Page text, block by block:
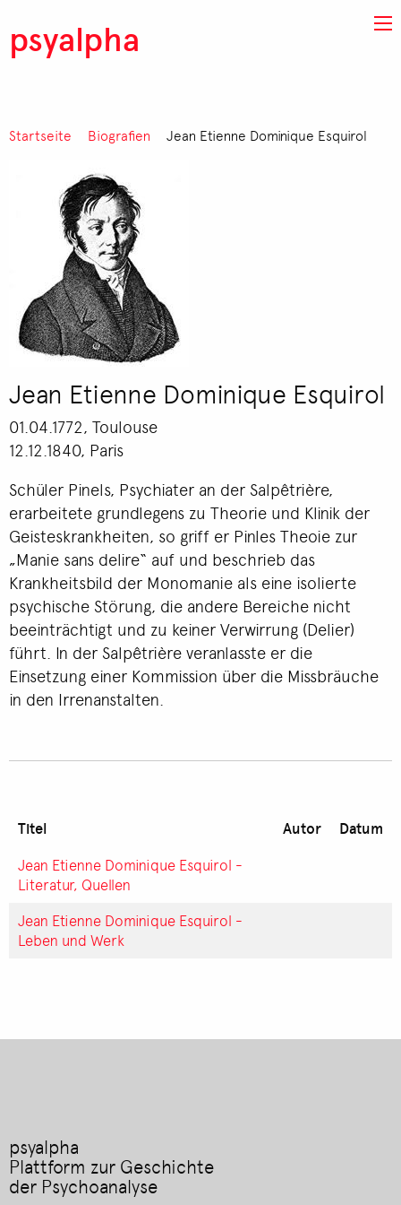
psyalpha
Pfadnavigation
Startseite Biografien Jean Etienne Dominique Esquirol
Jean Etienne Dominique Esquirol
01.04.1772, Toulouse
12.12.1840, Paris
Schüler Pinels, Psychiater an der Salpêtrière,
erarbeitete grundlegens zu Theorie und Klinik der
Geisteskrankheiten, so griff er Pinles Theoie zur
„Manie sans delire“ auf und beschrieb das
Krankheitsbild der Monomanie als eine isolierte
psychische Störung, die andere Bereiche nicht
beeinträchtigt und zu keiner Verwirrung (Delier)
führt. In der Salpêtrière veranlasste er die
Einsetzung einer Kommission über die Missbräuche
in den Irrenanstalten.
Titel Autor Datum
Jean Etienne Dominique Esquirol -
Literatur, Quellen
Jean Etienne Dominique Esquirol -
Leben und Werk
psyalpha
Plattform zur Geschichte
der Psychoanalyse